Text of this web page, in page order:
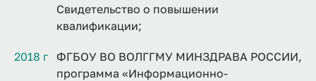
Свидетельство о повышении
квалификации;
2018 г
ФГБОУ ВО ВОЛГГМУ МИНЗДРАВА РОССИИ,
программа «Информационно-